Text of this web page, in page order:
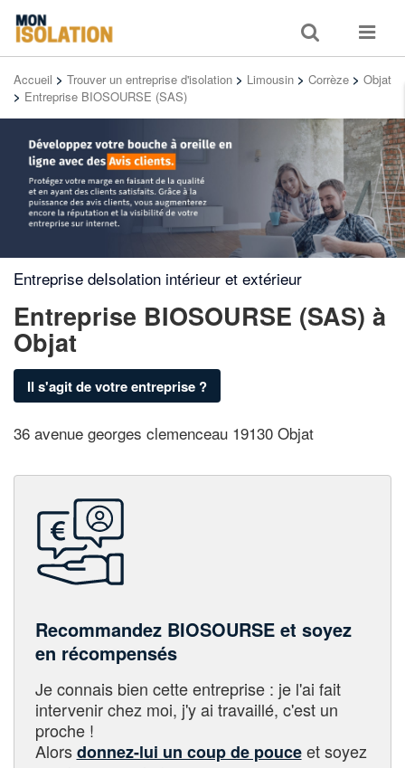
Toggle
search
Toggle
Accueil > Trouver un entreprise d'isolation > Limousin > Corrèze > Objat
> Entreprise BIOSOURSE (SAS)
Entreprise deIsolation intérieur et extérieur
Entreprise BIOSOURSE (SAS) à
Objat
Il s'agit de votre entreprise ?
36 avenue georges clemenceau 19130 Objat
Recommandez BIOSOURSE et soyez
en récompensés
Je connais bien cette entreprise : je l'ai fait
intervenir chez moi, j'y ai travaillé, c'est un
proche !
Alorsdonnez-lui un coup de pouceet soyez